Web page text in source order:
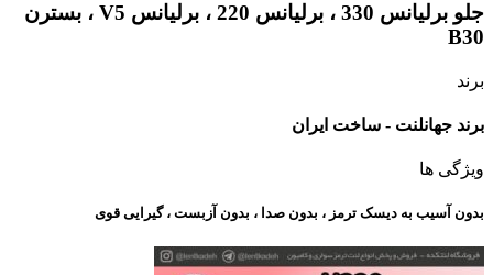
جلو برلیانس 330 ، برلیانس 220 ، برلیانس V5 ، بسترن
B30
برند
برند جهانلنت - ساخت ایران
ویژگی ها
بدون آسیب به دیسک ترمز ، بدون صدا ، بدون آزبست ، گیرایی قوی​